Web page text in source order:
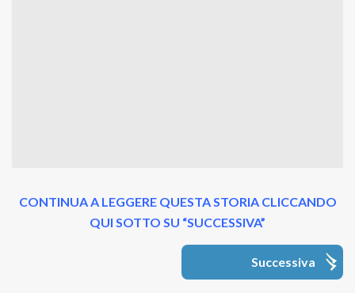
CONTINUA A LEGGERE QUESTA STORIA CLICCANDO
QUI SOTTO SU “SUCCESSIVA”
Successiva